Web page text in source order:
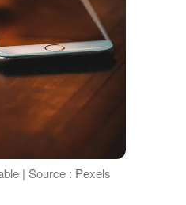
| Source : Pexels